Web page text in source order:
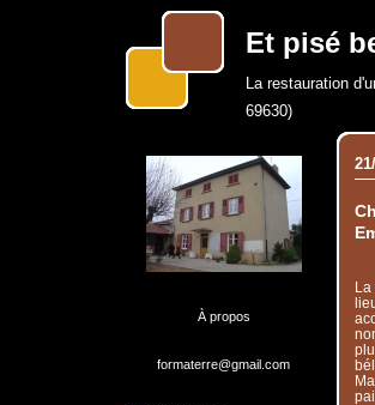
Et pisé
La restauration
69630)
À propos
formaterre@gmail.com
La